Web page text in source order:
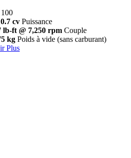
cv Puissance
lb-ft @ 7,250 rpm Couple
kg Poids à vide (sans carburant)
Plus